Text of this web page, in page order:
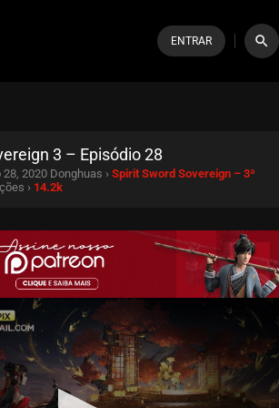
ENTRAR search
3 – Episódio 28
2020 Donghuas › Spirit Sword Sovereign – 3ª
› 14.2k